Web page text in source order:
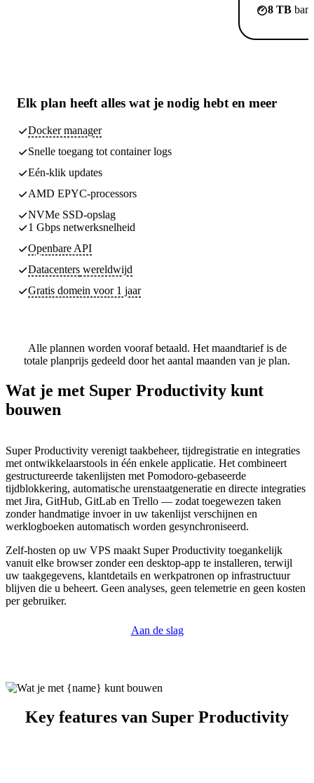
8 TB
Elk plan heeft alles wat je nodig hebt en meer
Docker manager
Snelle toegang tot container logs
Eén-klik updates
AMD EPYC-processors
NVMe SSD-opslag
1 Gbps netwerksnelheid
Openbare API
Datacenters wereldwijd
Gratis domein voor 1 jaar
Alle plannen worden vooraf betaald. Het maandtarief is de
totale planprijs gedeeld door het aantal maanden van je plan.
Wat je met Super Productivity kunt
bouwen
Super Productivity verenigt taakbeheer, tijdregistratie en integraties
met ontwikkelaarstools in één enkele applicatie. Het combineert
gestructureerde takenlijsten met Pomodoro-gebaseerde
tijdblokkering, automatische urenstaatgeneratie en directe integraties
met Jira, GitHub, GitLab en Trello — zodat toegewezen taken
zonder handmatige invoer in uw takenlijst verschijnen en
werklogboeken automatisch worden gesynchroniseerd.
Zelf-hosten op uw VPS maakt Super Productivity toegankelijk
vanuit elke browser zonder een desktop-app te installeren, terwijl
uw taakgegevens, klantdetails en werkpatronen op infrastructuur
blijven die u beheert. Geen analyses, geen telemetrie en geen kosten
per gebruiker.
Aan de slag
Key features van Super Productivity